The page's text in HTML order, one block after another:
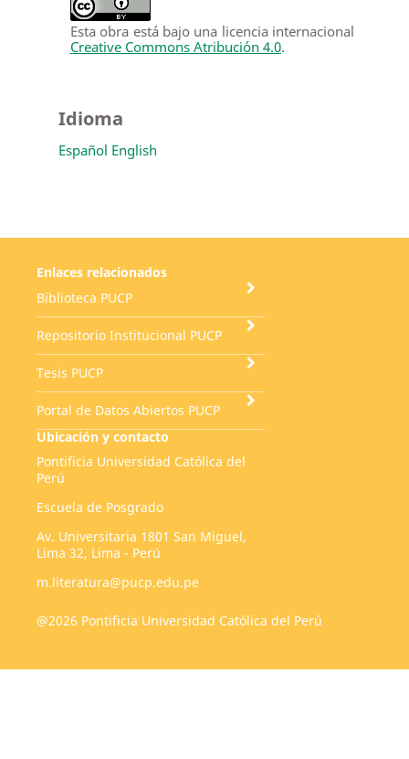
Esta obra está bajo una licencia internacional
Creative Commons Atribución 4.0.
Idioma
Español English
Enlaces relacionados
Biblioteca PUCP
Repositorio Institucional PUCP
Tesis PUCP
Portal de Datos Abiertos PUCP
Ubicación y contacto
Pontificia Universidad Católica del
Perú
Escuela de Posgrado
Av. Universitaria 1801 San Miguel,
Lima 32, Lima - Perú
m.literatura@pucp.edu.pe
@2026 Pontificia Universidad Católica del Perú